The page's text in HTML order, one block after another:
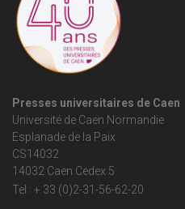
Presses universitaires de Caen
Université de Caen Normandie
Esplanade de la Paix
CS14032
14032 Caen Cedex 5
Tel : + 33 (0)2-31-56-62-20